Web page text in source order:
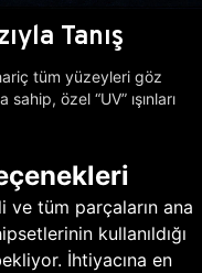
Tanış
tüm yüzeyleri göz
özel “UV” ışınları
ve tüm parçaların ana
kullanıldığı
İhtiyacına en